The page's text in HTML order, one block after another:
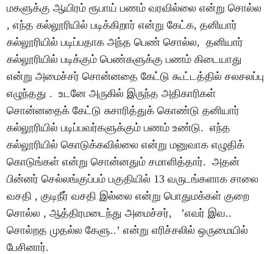
மகளுக்கு ஆயிரம் ரூபாய் பணம் வரவில்லை என்று சொல்ல
, எந்த கல்லூரியில் படிக்கிறார் என்று கேட்க, தனியார்
கல்லூரியில் படிப்பதாக அந்த பெண் சொல்ல, தனியார்
கல்லூரியில் படிக்கும் பெண்களுக்கு பணம் கிடையாது
என்று அமைச்சர் சொன்னதை கேட்டு கூட்டத்தில் சலசலப்பு
எழுந்தது . உடனே அருகில் இருந்த அதிகாரிகள்
சொன்னதைக் கேட்டு சுசாரித்துக் கொண்டு தனியார்
கல்லூரியில் படிப்பவர்களுக்கும் பணம் உண்டு. எந்த
கல்லூரியில் கொடுக்கவில்லை என்று மனுவாக எழுதிக்
கொடுங்கள் என்று சொன்னதும் சமாளித்தார். அதன்
பின்னர் செல்லங்குப்பம் பகுதியில் 13 வருடங்களாக சாலை
வசதி , குடிநீர் வசதி இல்லை என்று பொதுமக்கள் குறை
சொல்ல , ஆத்திரமடைந்து அமைச்சர், ’எவர் இவ..
சொல்றத முதல்ல கேளு..’ என்று எரிச்சலில் ஒருமையில்
பேசினார்.